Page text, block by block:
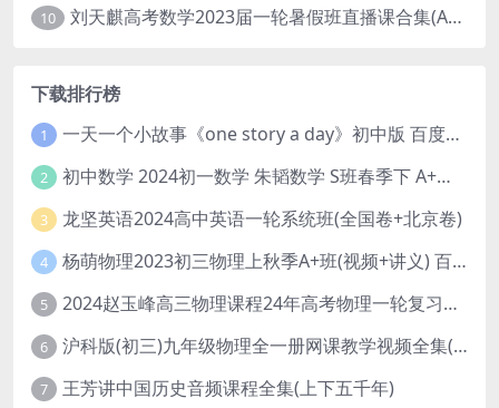
10 刘天麒高考数学2023届一轮暑假班直播课合集(A和A+)
下载排行榜
1 一天一个小故事《one story a day》初中版 百度网盘分享下载
2 初中数学 2024初一数学 朱韬数学 S班春季下 A+班春季下 百度云网盘
3 龙坚英语2024高中英语一轮系统班(全国卷+北京卷)
4 杨萌物理2023初三物理上秋季A+班(视频+讲义) 百度网盘分享
5 2024赵玉峰高三物理课程24年高考物理一轮复习网课教程
6 沪科版(初三)九年级物理全一册网课教学视频全集(录播版 杜春雨 66讲)
7 王芳讲中国历史音频课程全集(上下五千年)